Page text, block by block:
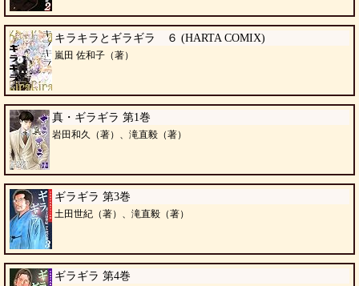
キラキラとギラギラ ６ (HARTA COMIX)
嵐田 佐和子（著）
真・ギラギラ 第1巻
岩田和久（著）、滝直毅（著）
ギラギラ 第3巻
土田世紀（著）、滝直毅（著）
ギラギラ 第4巻